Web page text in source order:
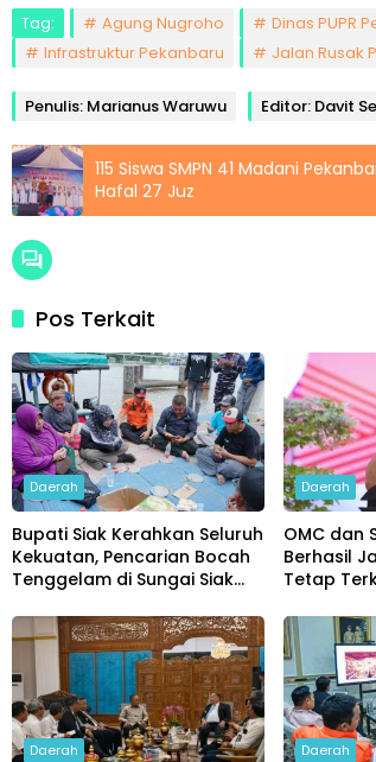
Tag: Agung Nugroho
Dinas PUPR
Infrastruktur Pekanbaru
Jalan Rusak
Penulis: Marianus Waruwu Editor: Davit
115 Siswa SMPN 41 Madani
Hafal 27 Juz
Pos Terkait
Daerah
Bupati Siak Kerahkan Seluruh
Kekuatan, Pencarian Bocah
Tenggelam di Sungai Siak
Daerah
OMC dan
Berhasil
Tetap
Daerah Daerah